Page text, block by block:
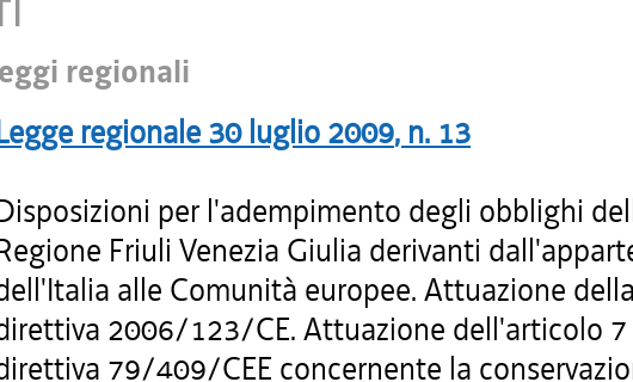
regionali
regionale 30 luglio 2009, n. 13
per l'adempimento degli obblighi
Friuli Venezia Giulia derivanti
alle Comunità europee. Attuazione della
2006/123/CE. Attuazione dell'articolo 7
79/409/CEE concernente la